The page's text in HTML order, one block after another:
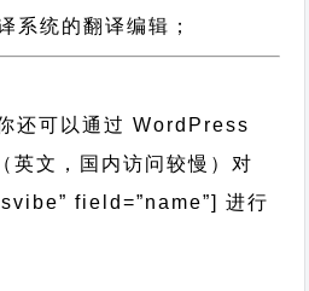
统的翻译编辑；
还可以通过WordPress
文，国内访问较慢）对
field=”name”]进行